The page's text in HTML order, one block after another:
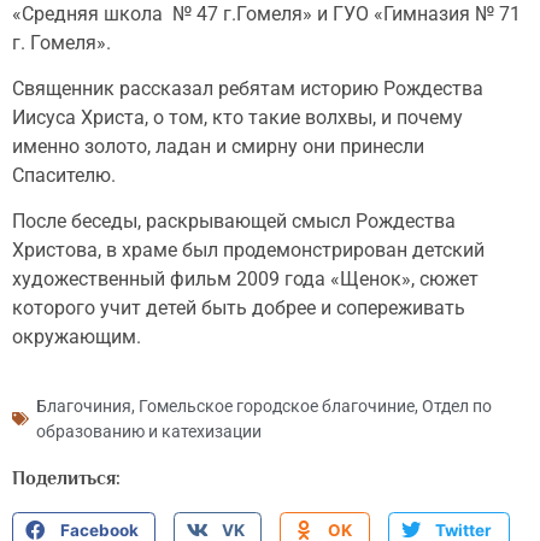
«Средняя школа № 47 г.Гомеля» и ГУО «Гимназия № 71
г. Гомеля».
Священник рассказал ребятам историю Рождества
Иисуса Христа, о том, кто такие волхвы, и почему
именно золото, ладан и смирну они принесли
Спасителю.
После беседы, раскрывающей смысл Рождества
Христова, в храме был продемонстрирован детский
художественный фильм 2009 года «Щенок», сюжет
которого учит детей быть добрее и сопереживать
окружающим.
Благочиния, Гомельское городское благочиние, Отдел по
образованию и катехизации
Поделиться:
Facebook VK OK Twitter